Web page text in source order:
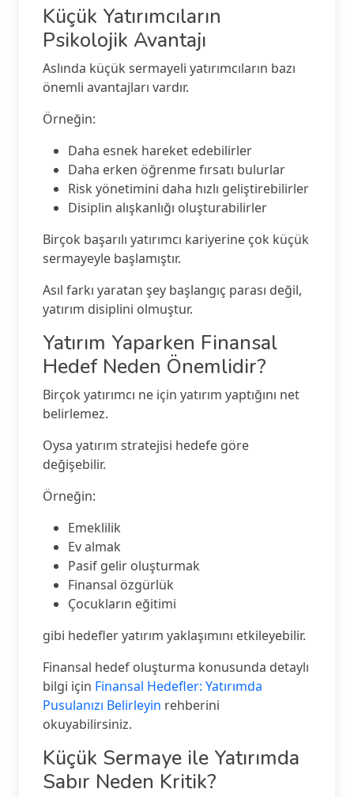
Küçük Yatırımcıların
Psikolojik Avantajı
Aslında küçük sermayeli yatırımcıların bazı
önemli avantajları vardır.
Örneğin:
Daha esnek hareket edebilirler
Daha erken öğrenme fırsatı bulurlar
Risk yönetimini daha hızlı geliştirebilirler
Disiplin alışkanlığı oluşturabilirler
Birçok başarılı yatırımcı kariyerine çok küçük
sermayeyle başlamıştır.
Asıl farkı yaratan şey başlangıç parası değil,
yatırım disiplini olmuştur.
Yatırım Yaparken Finansal
Hedef Neden Önemlidir?
Birçok yatırımcı ne için yatırım yaptığını net
belirlemez.
Oysa yatırım stratejisi hedefe göre
değişebilir.
Örneğin:
Emeklilik
Ev almak
Pasif gelir oluşturmak
Finansal özgürlük
Çocukların eğitimi
gibi hedefler yatırım yaklaşımını etkileyebilir.
Finansal hedef oluşturma konusunda detaylı
bilgi için Finansal Hedefler: Yatırımda
Pusulanızı Belirleyin rehberini
okuyabilirsiniz.
Küçük Sermaye ile Yatırımda
Sabır Neden Kritik?